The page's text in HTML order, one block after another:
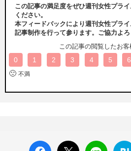
この記事の満足度をぜひ週刊女性プラ
ください。
本フィードバックにより週刊女性プライ
記事制作を行って参ります。ご協力よろ
この記事の閲覧したお
0 1 2 3 4 5 6
🙁 不満
facebo
X ポス
LINE
はて